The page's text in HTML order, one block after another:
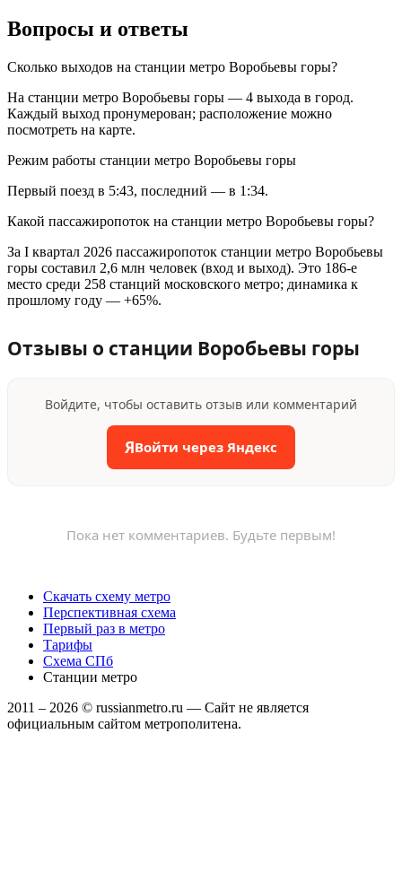
Вопросы и ответы
Сколько выходов на станции метро Воробьевы горы?
На станции метро Воробьевы горы — 4 выхода в город.
Каждый выход пронумерован; расположение можно
посмотреть на карте.
Режим работы станции метро Воробьевы горы
Первый поезд в 5:43, последний — в 1:34.
Какой пассажиропоток на станции метро Воробьевы горы?
За I квартал 2026 пассажиропоток станции метро Воробьевы
горы составил 2,6 млн человек (вход и выход). Это 186-е
место среди 258 станций московского метро; динамика к
прошлому году — +65%.
Отзывы о станции Воробьевы горы
Войдите, чтобы оставить отзыв или комментарий
ЯВойти через Яндекс
Пока нет комментариев. Будьте первым!
Скачать схему метро
Перспективная схема
Первый раз в метро
Тарифы
Схема СПб
Станции метро
2011 – 2026 © russianmetro.ru — Сайт не является
официальным сайтом метрополитена.